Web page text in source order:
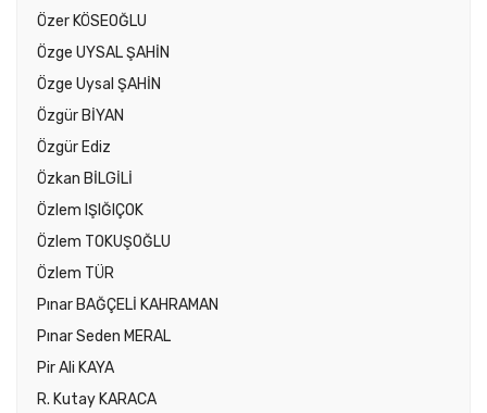
Özer KÖSEOĞLU
Özge UYSAL ŞAHİN
Özge Uysal ŞAHİN
Özgür BİYAN
Özgür Ediz
Özkan BİLGİLİ
Özlem IŞIĞIÇOK
Özlem TOKUŞOĞLU
Özlem TÜR
Pınar BAĞÇELİ KAHRAMAN
Pınar Seden MERAL
Pir Ali KAYA
R. Kutay KARACA